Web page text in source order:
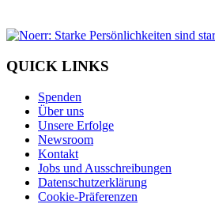
QUICK LINKS
Spenden
Über uns
Unsere Erfolge
Newsroom
Kontakt
Jobs und Ausschreibungen
Datenschutzerklärung
Cookie-Präferenzen